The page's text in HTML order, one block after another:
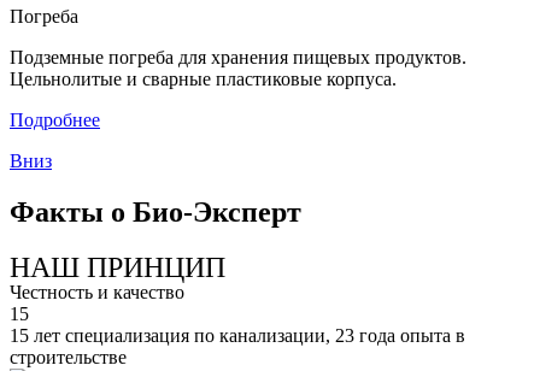
Погреба
Подземные погреба для хранения пищевых продуктов.
Цельнолитые и сварные пластиковые корпуса.
Подробнее
Вниз
Факты о Био-Эксперт
НАШ ПРИНЦИП
Честность и качество
15
15 лет специализация по канализации, 23 года опыта в
строительстве